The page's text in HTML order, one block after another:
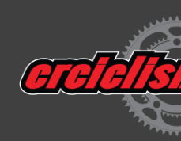
content